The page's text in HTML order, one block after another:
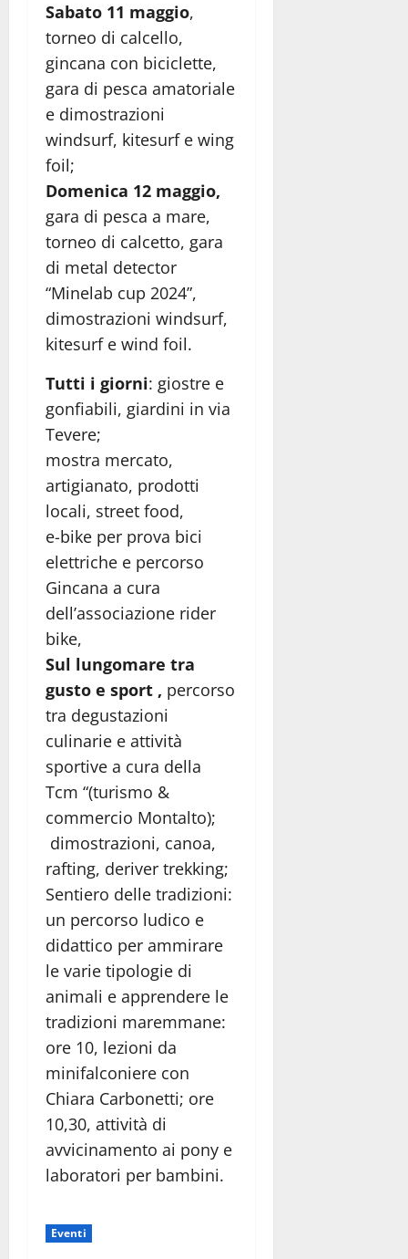
Sabato 11 maggio,
torneo di calcello,
gincana con biciclette,
gara di pesca amatoriale
e dimostrazioni
windsurf, kitesurf e wing
foil;
Domenica 12 maggio,
gara di pesca a mare,
torneo di calcetto, gara
di metal detector
“Minelab cup 2024”,
dimostrazioni windsurf,
kitesurf e wind foil.
Tutti i giorni: giostre e
gonfiabili, giardini in via
Tevere;
mostra mercato,
artigianato, prodotti
locali, street food,
e-bike per prova bici
elettriche e percorso
Gincana a cura
dell’associazione rider
bike,
Sul lungomare tra
gusto e sport , percorso
tra degustazioni
culinarie e attività
sportive a cura della
Tcm “(turismo &
commercio Montalto);
dimostrazioni, canoa,
rafting, deriver trekking;
Sentiero delle tradizioni:
un percorso ludico e
didattico per ammirare
le varie tipologie di
animali e apprendere le
tradizioni maremmane:
ore 10, lezioni da
minifalconiere con
Chiara Carbonetti; ore
10,30, attività di
avvicinamento ai pony e
laboratori per bambini.
Eventi